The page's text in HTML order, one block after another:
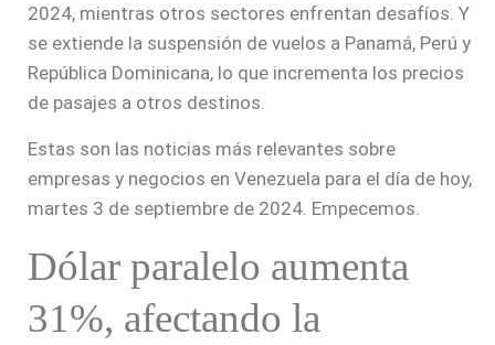
2024, mientras otros sectores enfrentan desafíos. Y
se extiende la suspensión de vuelos a Panamá, Perú y
República Dominicana, lo que incrementa los precios
de pasajes a otros destinos.
Estas son las noticias más relevantes sobre
empresas y negocios en Venezuela para el día de hoy,
martes 3 de septiembre de 2024. Empecemos.
Dólar paralelo aumenta
31%, afectando la